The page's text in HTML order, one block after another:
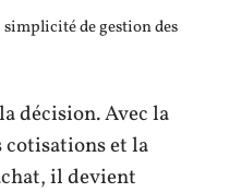
de gestion des
décision. Avec la
cotisations et la
il devient